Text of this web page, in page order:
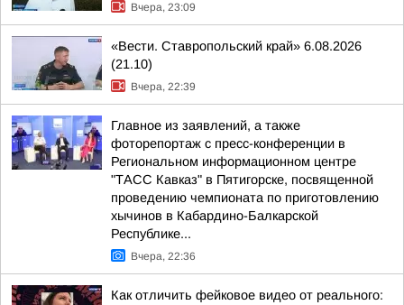
Вчера, 23:09
«Вести. Ставропольский край» 6.08.2026
(21.10)
Вчера, 22:39
Главное из заявлений, а также
фоторепортаж с пресс-конференции в
Региональном информационном центре
"ТАСС Кавказ" в Пятигорске, посвященной
проведению чемпионата по приготовлению
хычинов в Кабардино-Балкарской
Республике...
Вчера, 22:36
Как отличить фейковое видео от реального: